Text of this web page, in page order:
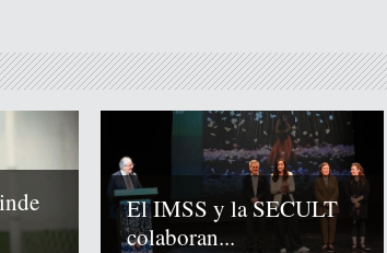
El IMSS y la SECULT
colaboran...